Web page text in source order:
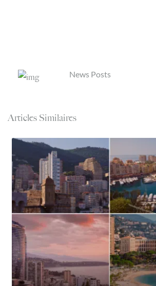
News Posts
Articles Similaires